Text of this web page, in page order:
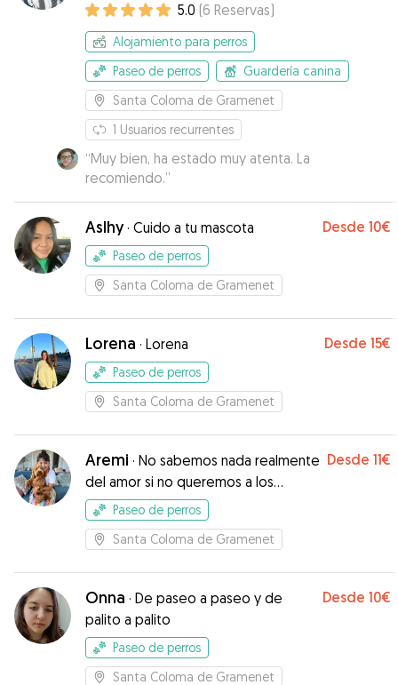
5.0 (6 Reservas)
Alojamiento para perros
Paseo de perros
Guardería canina
Santa Coloma de Gramenet
1 Usuarios recurrentes
“Muy bien, ha estado muy atenta. La
recomiendo.”
Aslhy· Cuido a tu mascota Desde 10€
Paseo de perros
Santa Coloma de Gramenet
Lorena · Lorena Desde 15€
Paseo de perros
Santa Coloma de Gramenet
Aremi · No sabemos nada realmente
del amor si no queremos a los
animales.
Desde 11€
Paseo de perros
Santa Coloma de Gramenet
Onna · De paseo a paseo y de
palito a palito
Desde 10€
Paseo de perros
Santa Coloma de Gramenet